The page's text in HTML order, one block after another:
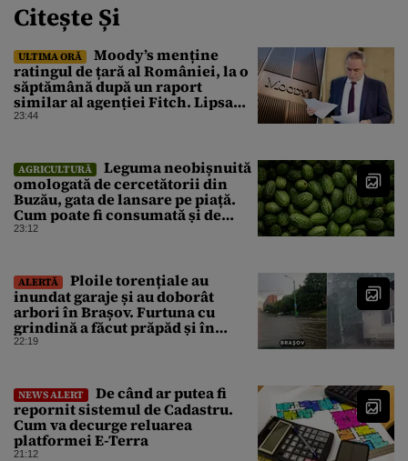
Citește Și
ULTIMA ORĂ
Moody’s menține
ratingul de țară al României, la o
săptămână după un raport
similar al agenției Fitch. Lipsa
unui guvern cu puteri depline,
23:44
AGRICULTURĂ
Leguma neobișnuită
omologată de cercetătorii din
Buzău, gata de lansare pe piață.
Cum poate fi consumată și de
unde provine soiul
23:12
ALERTĂ
Ploile torențiale au
inundat garaje și au doborât
arbori în Brașov. Furtuna cu
grindină a făcut prăpăd și în
Bihor
22:19
NEWS ALERT
De când ar putea fi
repornit sistemul de Cadastru.
Cum va decurge reluarea
platformei E-Terra
21:12